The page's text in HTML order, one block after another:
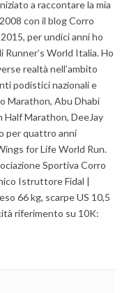
a raccontare la mia
con il blog Corro
per undici anni ho
Runner’s World Italia. Ho
realtà nell’ambito
podistici nazionali e
Marathon, Abu Dhabi
Half Marathon, DeeJay
per quattro anni
for Life World Run.
Sportiva Corro
Istruttore Fidal |
66 kg, scarpe US 10,5
riferimento su 10K: